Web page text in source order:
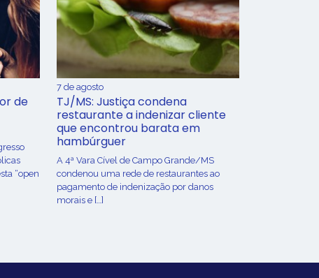
de
“open
7 de agosto
TJ/MS: Justiça condena
restaurante a indenizar cliente
que encontrou barata em
hambúrguer
A 4ª Vara Cível de Campo Grande/MS
condenou uma rede de restaurantes ao
pagamento de indenização por danos
morais e […]